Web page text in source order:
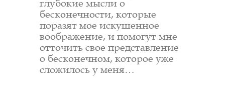
глубокие мысли о
бесконечности, которые
поразят мое искушенное
воображение, и помогут мне
отточить свое представление
о бесконечном, которое уже
сложилось у меня…